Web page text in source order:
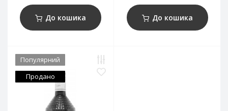
До кошика До кошика
Популярний
Продано